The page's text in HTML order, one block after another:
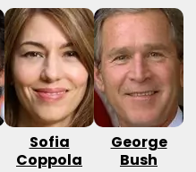
Sofia
Coppola
George
Bush